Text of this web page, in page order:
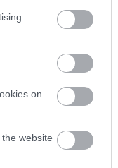
on
website